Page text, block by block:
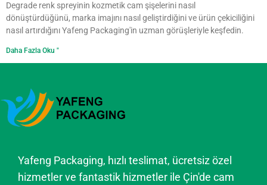
Degrade renk spreyinin kozmetik cam şişelerini nasıl
dönüştürdüğünü, marka imajını nasıl geliştirdiğini ve ürün çekiciliğini
nasıl artırdığını Yafeng Packaging'in uzman görüşleriyle keşfedin.
Daha Fazla Oku "
Yafeng Packaging, hızlı teslimat, ücretsiz özel
hizmetler ve fantastik hizmetler ile Çin'de cam